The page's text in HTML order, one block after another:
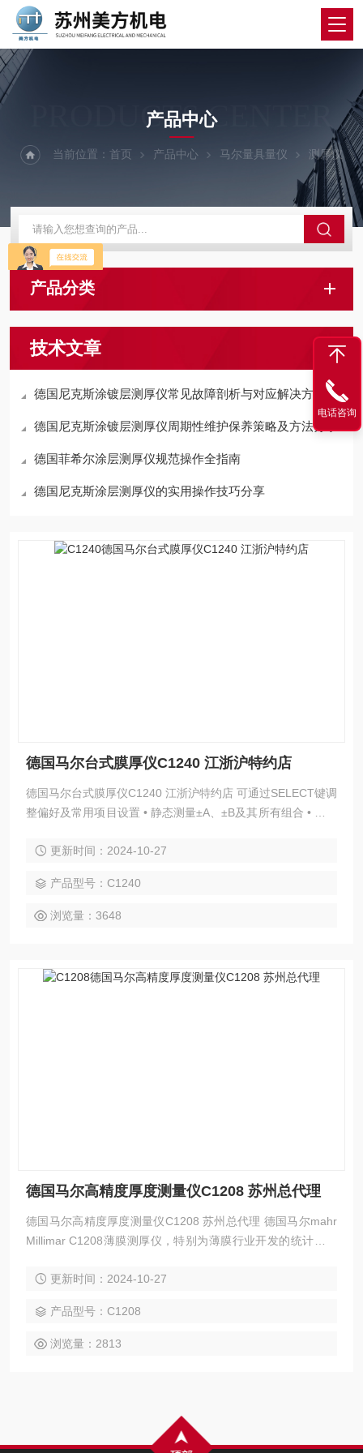
PRODUCTS CENTER
产品中心
当前位置： 首页 产品中心 马尔量具量仪 测厚仪
产品分类
技术文章
德国尼克斯涂镀层测厚仪常见故障剖析与对应解决方案分享
德国尼克斯涂镀层测厚仪周期性维护保养策略及方法分享
德国菲希尔涂层测厚仪规范操作全指南
德国尼克斯涂层测厚仪的实用操作技巧分享
德国马尔台式膜厚仪C1240 江浙沪特约店
德国马尔台式膜厚仪C1240 江浙沪特约店 可通过SELECT键调
整偏好及常用项目设置 • 静态测量±A、±B及其所有组合 • 动态
式，可连接两个电感测头 • 可由内置键盘或通过RS232连接至
更新时间：2024-10-27
产品型号：C1240
浏览量：3648
德国马尔高精度厚度测量仪C1208 苏州总代理
德国马尔高精度厚度测量仪C1208 苏州总代理 德国马尔mahr
Millimar C1208薄膜测厚仪，特别为薄膜行业开发的统计分析
脑，上传方式可手动或自动，特别适合高频次的测量；
更新时间：2024-10-27
产品型号：C1208
浏览量：2813
电话咨询